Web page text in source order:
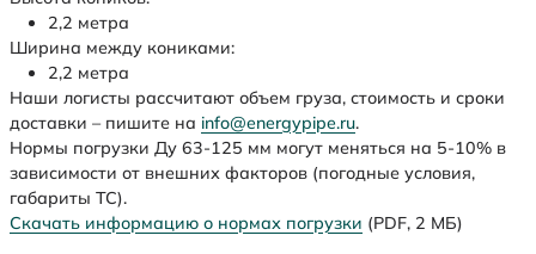
2,2 метра
Ширина между кониками:
2,2 метра
Наши логисты рассчитают объем груза, стоимость и сроки
доставки – пишите на info@energypipe.ru.
Нормы погрузки Ду 63-125 мм могут меняться на 5-10% в
зависимости от внешних факторов (погодные условия,
габариты ТС).
Скачать информацию о нормах погрузки (PDF, 2 МБ)